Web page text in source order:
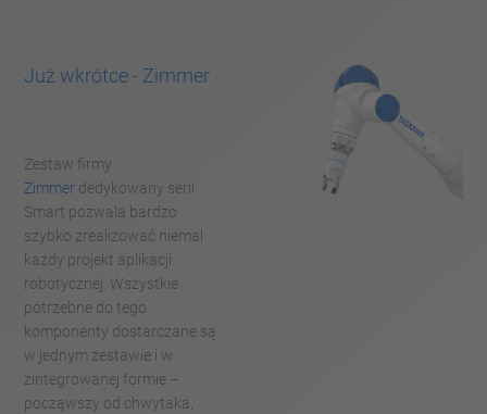
Już wkrótce - Zimmer
Zestaw firmy
Zimmer dedykowany serii
Smart pozwala bardzo
szybko zrealizować niemal
każdy projekt aplikacji
robotycznej. Wszystkie
potrzebne do tego
komponenty dostarczane są
w jednym zestawie i w
zintegrowanej formie –
począwszy od chwytaka,